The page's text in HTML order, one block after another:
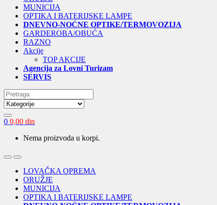
MUNICIJA
OPTIKA I BATERIJSKE LAMPE
DNEVNO-NOĆNE OPTIKE/TERMOVOZIJA
GARDEROBA/OBUĆA
RAZNO
Akcije
TOP AKCIJE
Agencija za Lovni Turizam
SERVIS
Search
for:
0 0,00 din
Nema proizvoda u korpi.
OpenClose
LOVAČKA OPREMA
ORUŽJE
MUNICIJA
OPTIKA I BATERIJSKE LAMPE